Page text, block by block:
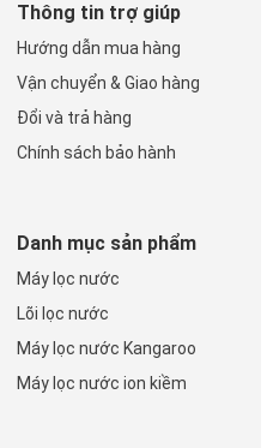
Thông tin trợ giúp
Hướng dẫn mua hàng
Vận chuyển & Giao hàng
Đổi và trả hàng
Chính sách bảo hành
Danh mục sản phẩm
Máy lọc nước
Lõi lọc nước
Máy lọc nước Kangaroo
Máy lọc nước ion kiềm